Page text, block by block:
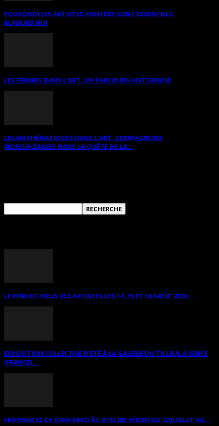
POURQUOI LES ARTISTES PEINTRES SONT ESSENTIELS
AUJOURD’HUI
LES FEMMES DANS L’ART. UN PARCOURS HISTORIQUE
LES MATHÉMATIQUES DANS L’ART. COMPAGNONS
INDISSOCIABLES DANS LA QUÊTE DE LA...
LE RENDEZ-VOUS DES ARTISTES LES 14, 15 ET 16 AOÛT 2026...
EXPOSITION COLLECTIVE D’ÉTÉ À LA GALERIE DU TILLEUL À VENCE
(FRANCE)...
EMPREINTES DE JOAN MIRO À L’ATELIER VÉRON DU 22 JUILLET AU...